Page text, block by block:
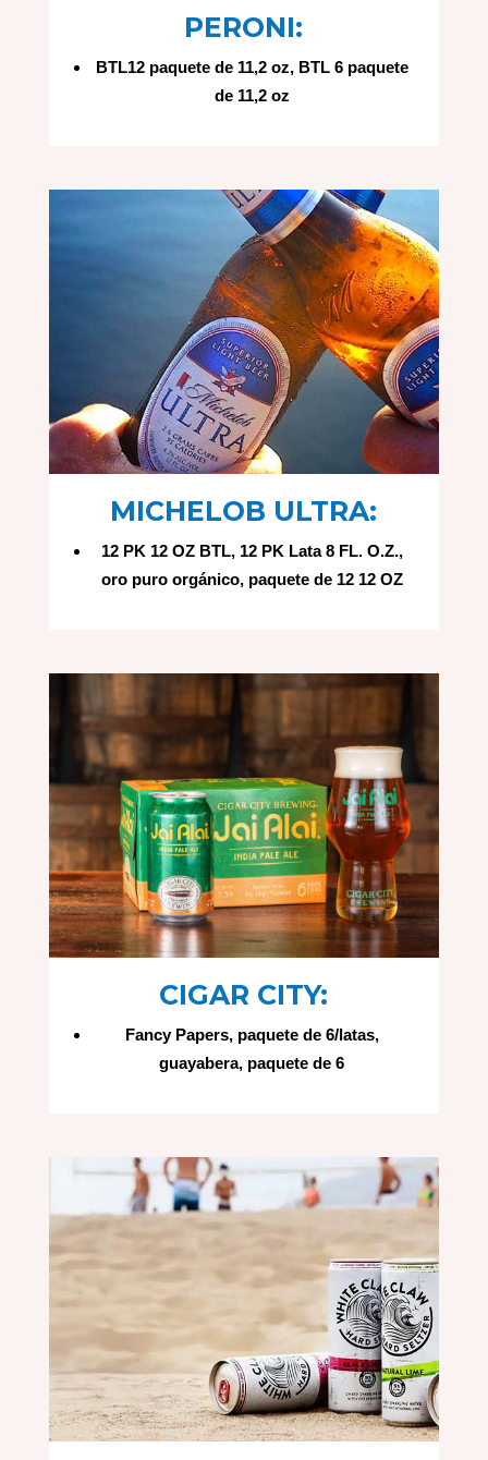
PERONI:
BTL12 paquete de 11,2 oz, BTL 6 paquete
de 11,2 oz
MICHELOB ULTRA:
12 PK 12 OZ BTL, 12 PK Lata 8 FL. O.Z.,
oro puro orgánico, paquete de 12 12 OZ
CIGAR CITY:
Fancy Papers, paquete de 6/latas,
guayabera, paquete de 6